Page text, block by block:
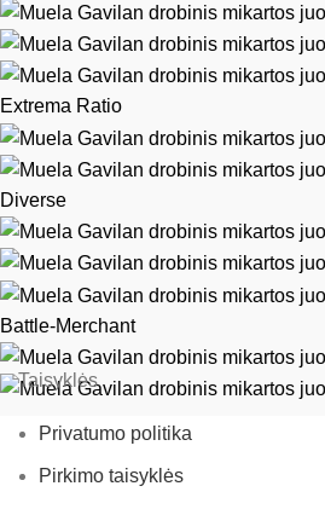
Extrema Ratio
Diverse
Battle-Merchant
Taisyklės
Privatumo politika
Pirkimo taisyklės